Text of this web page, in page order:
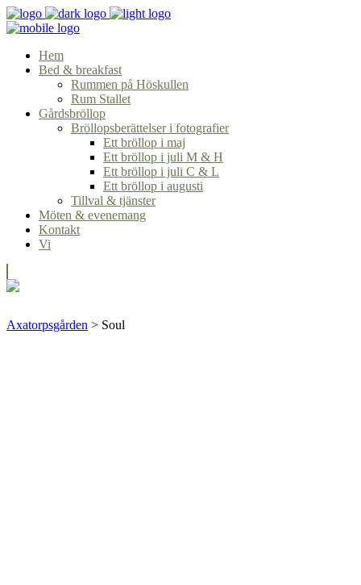
Hem
Bed & breakfast
Rummen på Höskullen
Rum Stallet
Gårdsbröllop
Bröllopsberättelser i fotografier
Ett bröllop i maj
Ett bröllop i juli M & H
Ett bröllop i juli C & L
Ett bröllop i augusti
Tillval & tjänster
Möten & evenemang
Kontakt
Vi
Axatorpsgården > Soul